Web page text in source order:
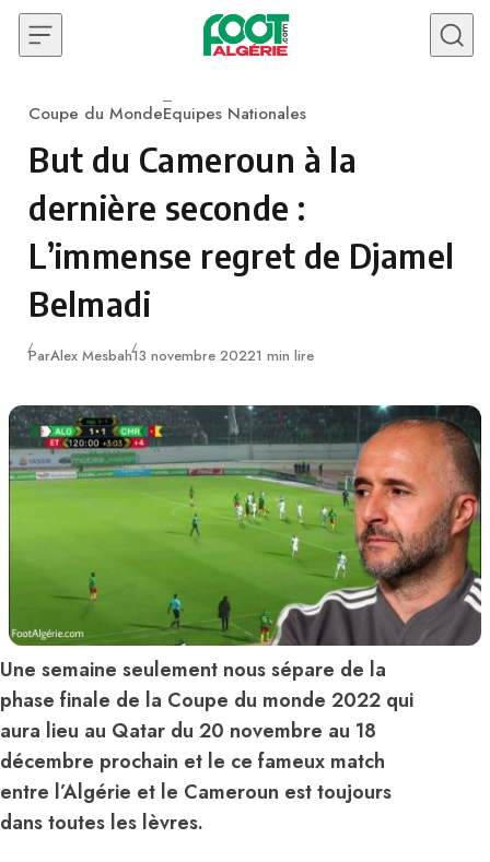
Skip to content
Category
Coupe du MondeEquipes Nationales
But du Cameroun à la
dernière seconde :
L’immense regret de Djamel
Belmadi
ParAlex MesbahPublié
13 novembre 20221 min lire
Une semaine seulement nous sépare de la
phase finale de la Coupe du monde 2022 qui
aura lieu au Qatar du 20 novembre au 18
décembre prochain et le ce fameux match
entre l’Algérie et le Cameroun est toujours
dans toutes les lèvres.